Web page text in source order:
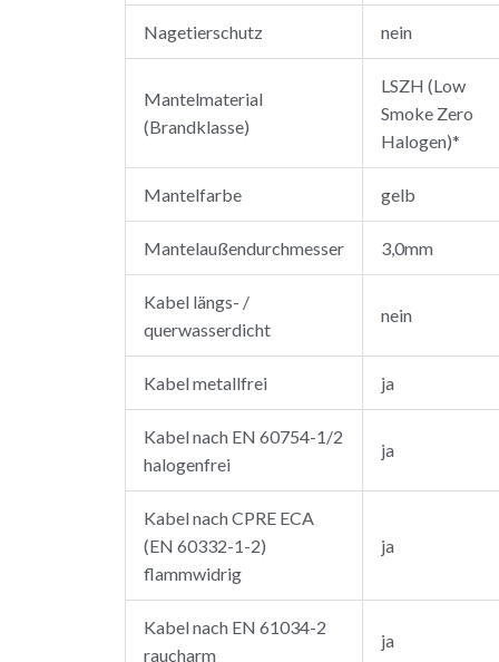
Nagetierschutz nein
Mantelmaterial
(Brandklasse)
LSZH (Low
Smoke Zero
Halogen)*
Mantelfarbe gelb
Mantelaußendurchmesser 3,0mm
Kabel längs- /
querwasserdicht
nein
Kabel metallfrei ja
Kabel nach EN 60754-1/2
halogenfrei
ja
Kabel nach CPRE ECA
(EN 60332-1-2)
flammwidrig
ja
Kabel nach EN 61034-2
raucharm
ja